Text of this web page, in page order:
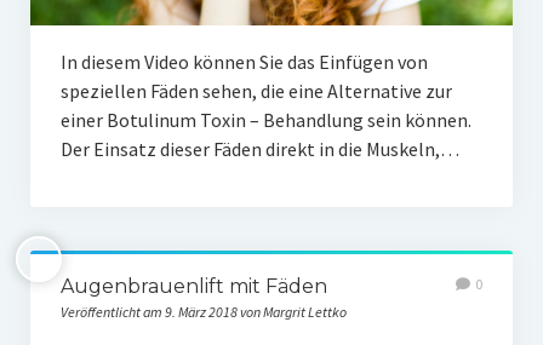
In diesem Video können Sie das Einfügen von
speziellen Fäden sehen, die eine Alternative zur
einer Botulinum Toxin – Behandlung sein können.
Der Einsatz dieser Fäden direkt in die Muskeln,…
Augenbrauenlift mit Fäden
Veröffentlicht am 9. März 2018 von Margrit Lettko
0